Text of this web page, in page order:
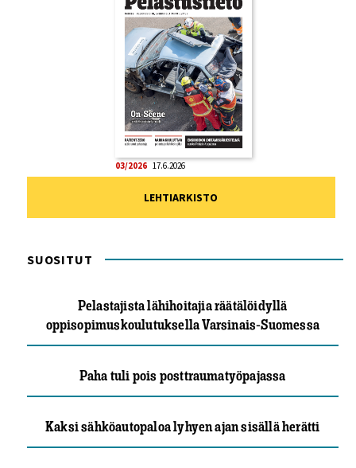
03/2026 17.6.2026
LEHTIARKISTO
SUOSITUT
Pelastajista lähihoitajia räätälöidyllä
oppisopimuskoulutuksella Varsinais-Suomessa
Paha tuli pois posttraumatyöpajassa
Kaksi sähköautopaloa lyhyen ajan sisällä herätti